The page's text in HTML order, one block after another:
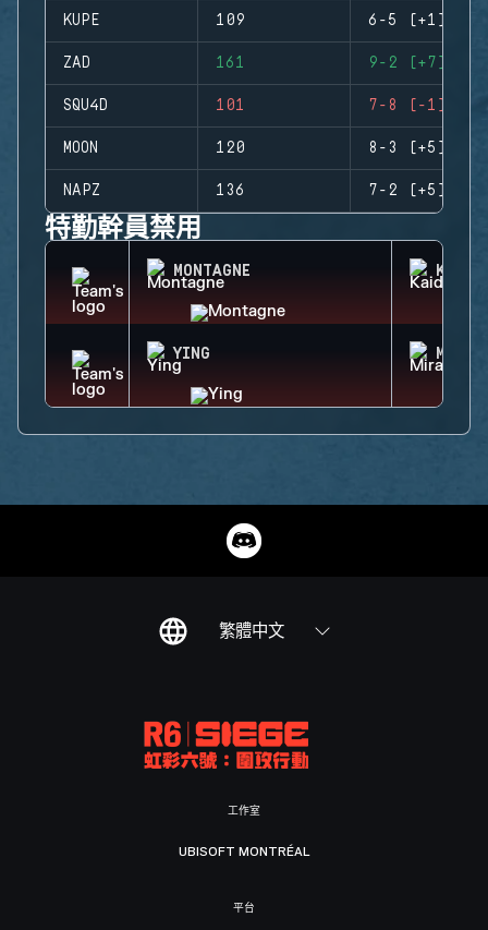
KUPE 109 6-5 (+1)
ZAD 161 9-2 (+7)
SQU4D 101 7-8 (-1)
MOON 120 8-3 (+5)
NAPZ 136 7-2 (+5)
特勤幹員禁用
MONTAGNE KAID
YING MIRA
繁體中文
工作室
UBISOFT MONTRÉAL
平台